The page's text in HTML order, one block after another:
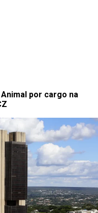
por cargo na